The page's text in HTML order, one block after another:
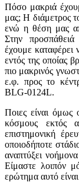
Πόσο μακριά
μας; Η διάμετρος
ενώ η θέση μας
Στην
έχουμε καταφέρει
εντός της οποίας
πιο μακρινός
ε.φ. προς το
BLG-0124L.
Ποιες είναι όμως
κόσμους εκτός
επιστημονική
οποιοδήποτε
αναπτύξει
Είμαστε λοιπόν
ερώτημα αυτό